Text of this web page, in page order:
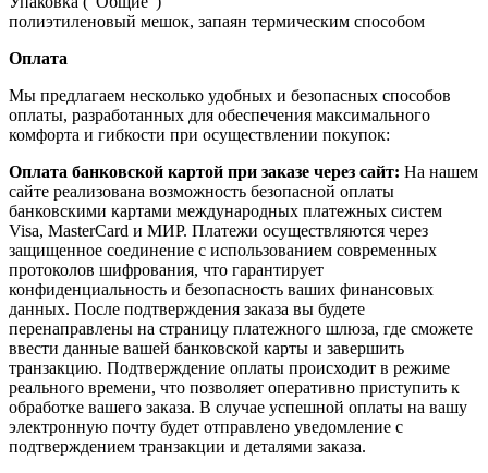
полиэтиленовый мешок, запаян термическим способом
Оплата
Мы предлагаем несколько удобных и безопасных способов
оплаты, разработанных для обеспечения максимального
комфорта и гибкости при осуществлении покупок:
Оплата банковской картой при заказе через сайт: На нашем
сайте реализована возможность безопасной оплаты
банковскими картами международных платежных систем
Visa, MasterCard и МИР. Платежи осуществляются через
защищенное соединение с использованием современных
протоколов шифрования, что гарантирует
конфиденциальность и безопасность ваших финансовых
данных. После подтверждения заказа вы будете
перенаправлены на страницу платежного шлюза, где сможете
ввести данные вашей банковской карты и завершить
транзакцию. Подтверждение оплаты происходит в режиме
реального времени, что позволяет оперативно приступить к
обработке вашего заказа. В случае успешной оплаты на вашу
электронную почту будет отправлено уведомление с
подтверждением транзакции и деталями заказа.